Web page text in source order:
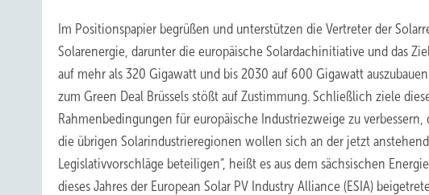
Im Positionspapier begrüßen und unterstützen die Vertreter der
Solarenergie, darunter die europäische Solardachinitiative und das
auf mehr als 320 Gigawatt und bis 2030 auf 600 Gigawatt
zum Green Deal Brüssels stößt auf Zustimmung. Schließlich ziele
Rahmenbedingungen für europäische Industriezweige zu
die übrigen Solarindustrieregionen wollen sich an der jetzt
Legislativvorschläge beteiligen“, heißt es aus dem sächsischen
dieses Jahres der European Solar PV Industry Alliance (ESIA)